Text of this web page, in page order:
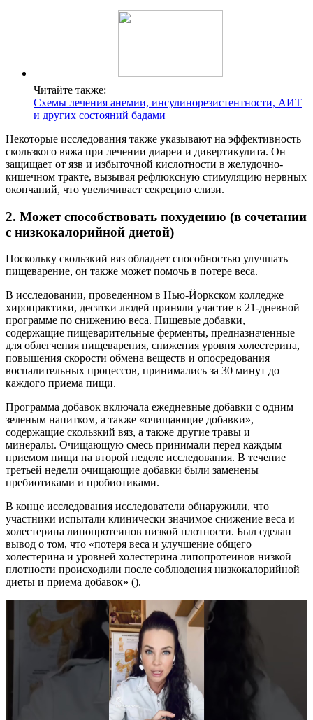
Читайте также:
Схемы лечения анемии, инсулинорезистентности, АИТ
и других состояний бадами
Некоторые исследования также указывают на эффективность
скользкого вяжа при лечении диареи и дивертикулита. Он
защищает от язв и избыточной кислотности в желудочно-
кишечном тракте, вызывая рефлюксную стимуляцию нервных
окончаний, что увеличивает секрецию слизи.
2. Может способствовать похудению (в сочетании
с низкокалорийной диетой)
Поскольку скользкий вяз обладает способностью улучшать
пищеварение, он также может помочь в потере веса.
В исследовании, проведенном в Нью-Йоркском колледже
хиропрактики, десятки людей приняли участие в 21-дневной
программе по снижению веса. Пищевые добавки,
содержащие пищеварительные ферменты, предназначенные
для облегчения пищеварения, снижения уровня холестерина,
повышения скорости обмена веществ и опосредования
воспалительных процессов, принимались за 30 минут до
каждого приема пищи.
Программа добавок включала ежедневные добавки с одним
зеленым напитком, а также «очищающие добавки»,
содержащие скользкий вяз, а также другие травы и
минералы. Очищающую смесь принимали перед каждым
приемом пищи на второй неделе исследования. В течение
третьей недели очищающие добавки были заменены
пребиотиками и пробиотиками.
В конце исследования исследователи обнаружили, что
участники испытали клинически значимое снижение веса и
холестерина липопротеинов низкой плотности. Был сделан
вывод о том, что «потеря веса и улучшение общего
холестерина и уровней холестерина липопротеинов низкой
плотности происходили после соблюдения низкокалорийной
диеты и приема добавок» ().